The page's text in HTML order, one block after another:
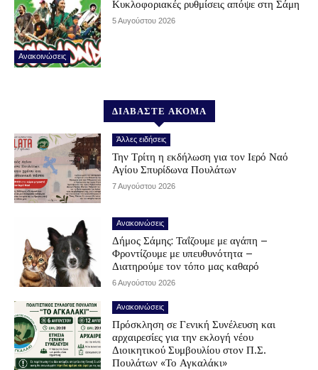
Ανακοινώσεις
Κυκλοφοριακές ρυθμίσεις απόψε στη Σάμη
5 Αυγούστου 2026
ΔΙΑΒΑΣΤΕ ΑΚΟΜΑ
Άλλες ειδήσεις
Την Τρίτη η εκδήλωση για τον Ιερό Ναό
Αγίου Σπυρίδωνα Πουλάτων
7 Αυγούστου 2026
Ανακοινώσεις
Δήμος Σάμης: Ταΐζουμε με αγάπη –
Φροντίζουμε με υπευθυνότητα –
Διατηρούμε τον τόπο μας καθαρό
6 Αυγούστου 2026
Ανακοινώσεις
Πρόσκληση σε Γενική Συνέλευση και
αρχαιρεσίες για την εκλογή νέου
Διοικητικού Συμβουλίου στον Π.Σ.
Πουλάτων «Το Αγκαλάκι»